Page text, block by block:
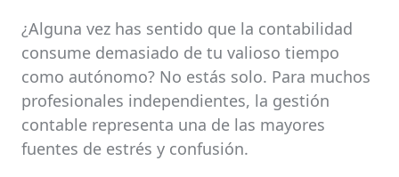
¿Alguna vez has sentido que la contabilidad
consume demasiado de tu valioso tiempo
como autónomo? No estás solo. Para muchos
profesionales independientes, la gestión
contable representa una de las mayores
fuentes de estrés y confusión.